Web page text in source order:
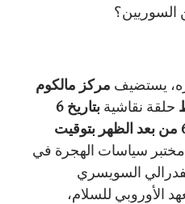
السوريين؟
يستضيف مركز مالكوم
حلقة نقاشية
بتاريخ 6
تموز/يوليو عند الساعة 6:00 من بعد الظهر بتوقيت
سياسات الهجرة في
السويسري
الأوروبي للسلام،